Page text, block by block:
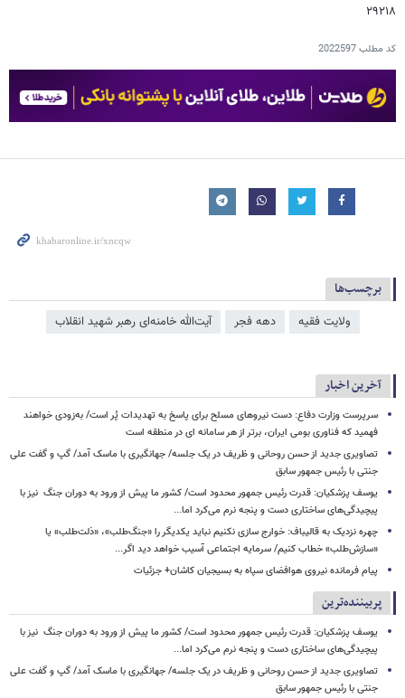
۲۹۲۱۸
کد مطلب2022597
برچسب‌ها
ولایت فقیه دهه فجر آیت‌الله خامنه‌ای رهبر شهید انقلاب
آخرین اخبار
سرپرست وزارت دفاع: دست نیروهای مسلح برای پاسخ به تهدیدات پُر است/ به‌زودی خواهند
فهمید که فناوری بومی ایران، برتر از هر سامانه ای در منطقه است
تصاویری جدید از حسن روحانی و ظریف در یک جلسه/ جهانگیری با ماسک آمد/ گپ و گفت علی
جنتی با رئیس جمهور سابق
یوسف پزشکیان: قدرت رئیس‌ جمهور محدود است/ کشور ما پیش از ورود به دوران جنگ نیز با
پیچیدگی‌های ساختاری دست و پنجه نرم می‌کرد اما...
چهره نزدیک به قالیباف: خوارج سازی نکنیم نباید یکدیگر را «جنگ‌طلب»، «ذلت‌طلب» یا
«سازش‌طلب» خطاب کنیم/ سرمایه اجتماعی آسیب خواهد دید اگر...
پیام فرمانده نیروی هوافضای سپاه به بسیجیان کاشان+ جزئیات
پربیننده‌ترین
یوسف پزشکیان: قدرت رئیس‌ جمهور محدود است/ کشور ما پیش از ورود به دوران جنگ نیز با
پیچیدگی‌های ساختاری دست و پنجه نرم می‌کرد اما...
تصاویری جدید از حسن روحانی و ظریف در یک جلسه/ جهانگیری با ماسک آمد/ گپ و گفت علی
جنتی با رئیس جمهور سابق